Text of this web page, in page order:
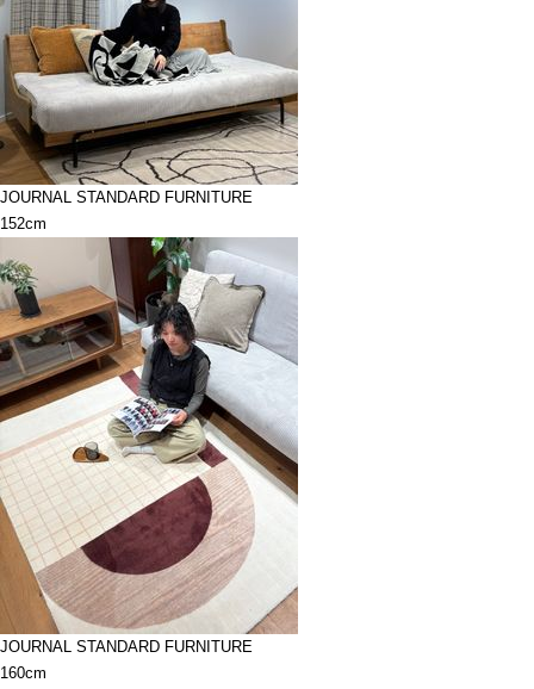
JOURNAL STANDARD FURNITURE
152cm
JOURNAL STANDARD FURNITURE
160cm